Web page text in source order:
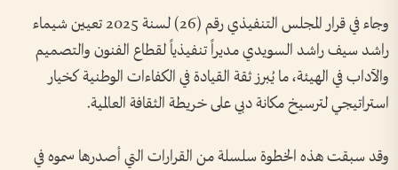
وجاء في قرار المجلس التنفيذي رقم (26) لسنة 2025 تعيين شيماء
راشد سيف راشد السويدي مديراً تنفيذياً لقطاع الفنون والتصميم
والآداب في الهيئة، ما يُبرز ثقة القيادة في الكفاءات الوطنية كخيار
استراتيجي لترسيخ مكانة دبي على خريطة الثقافة العالمية.
وقد سبقت هذه الخطوة سلسلة من القرارات التي أصدرها سموه في